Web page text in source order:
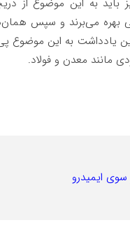
به این موضوع از
بهره می‌برند و سپس
یادداشت به این موضوع
مانند معدن و فولاد.